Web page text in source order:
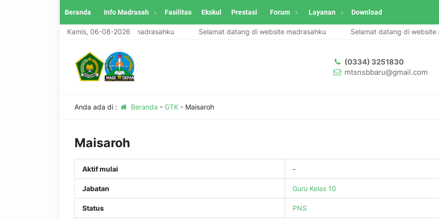
Beranda Info Madrasah Fasilitas Ekskul Prestasi Forum Layanan Download
Kamis, 06-08-2026
Selamat datang di website madrasahku Selamat datang di website madrasahku Selamat datang di website
(0334) 3251830
mtsnsbbaru@gmail.com
Anda ada di : Beranda - GTK- Maisaroh
Maisaroh
Aktif mulai -
Jabatan Guru Kelas 10
Status PNS